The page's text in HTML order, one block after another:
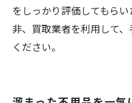
をしっかり評価してもら
非、買取業者を利用して
ください。